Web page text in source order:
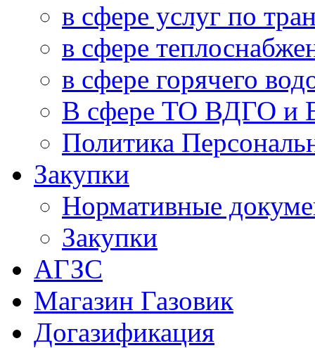
в сфере услуг по
в сфере
в сфере горячего
В сфере ТО ВДГО и
Политика
Закупки
Нормативные
Закупки
АГЗС
Магазин Газовик
Догазификация